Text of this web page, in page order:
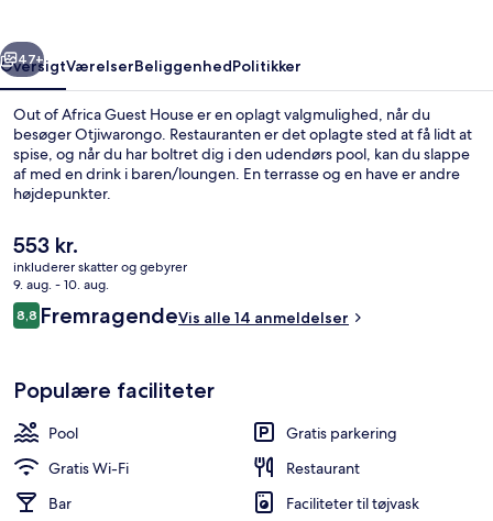
Næste
47+
OversigtVærelserBeliggenhedPolitikker
Out of Africa Guest House er en oplagt valgmulighed, når du
besøger Otjiwarongo. Restauranten er det oplagte sted at få lidt at
spise, og når du har boltret dig i den udendørs pool, kan du slappe
af med en drink i baren/loungen. En terrasse og en have er andre
højdepunkter.
Den
nuværende
pris
er
553 kr.
553 kr.
inkluderer skatter og gebyrer
9. aug. - 10. aug.
Anmeldelser
8,88,8 ud af 10.
FremragendeVis alle 14 anmeldelser
Populære faciliteter
Pool
Gratis parkering
Gratis Wi-Fi
Restaurant
Bar
Faciliteter til tøjvask